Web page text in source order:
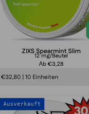
ZIXS Spearmint Slim
12 mg/Beutel
Аb €3,28
€32,80 | 10 Einheiten
CUBA
Ausverkauft